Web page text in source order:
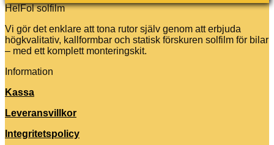
HelFol solfilm
Vi gör det enklare att tona rutor själv genom att erbjuda
högkvalitativ, kallformbar och statisk förskuren solfilm för bilar
– med ett komplett monteringskit.
Information
Kassa
Leveransvillkor
Integritetspolicy